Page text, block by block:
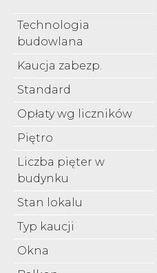
Technologia
budowlana
Kaucja zabezp.
Standard
Opłaty wg liczników
Piętro
Liczba pięter w
budynku
Stan lokalu
Typ kaucji
Okna